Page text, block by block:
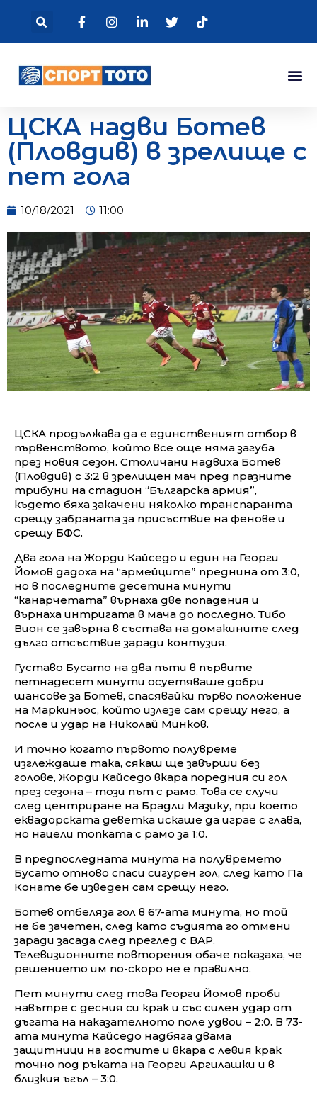
ЦСКА надви Ботев
(Пловдив) в зрелище с
пет гола
10/18/2021 11:00
ЦСКА продължава да е единственият отбор в
първенството, който все още няма загуба
през новия сезон. Столичани надвиха Ботев
(Пловдив) с 3:2 в зрелищен мач пред празните
трибуни на стадион “Българска армия”,
където бяха закачени няколко транспаранта
срещу забраната за присъствие на фенове и
срещу БФС.
Два гола на Жорди Кайседо и един на Георги
Йомов дадоха на “армейците” преднина от 3:0,
но в последните десетина минути
“канарчетата” върнаха две попадения и
върнаха интригата в мача до последно. Тибо
Вион се завърна в състава на домакините след
дълго отсъствие заради контузия.
Густаво Бусато на два пъти в първите
петнадесет минути осуетяваше добри
шансове за Ботев, спасявайки първо положение
на Маркиньос, който излезе сам срещу него, а
после и удар на Николай Минков.
И точно когато първото полувреме
изглеждаше така, сякаш ще завърши без
голове, Жорди Кайседо вкара поредния си гол
през сезона – този път с рамо. Това се случи
след центриране на Брадли Мазику, при което
еквадорската деветка искаше да играе с глава,
но нацели топката с рамо за 1:0.
В предпоследната минута на полувремето
Бусато отново спаси сигурен гол, след като Па
Конате бе изведен сам срещу него.
Ботев отбеляза гол в 67-ата минута, но той
не бе зачетен, след като съдията го отмени
заради засада след преглед с ВАР.
Телевизионните повторения обаче показаха, че
решението им по-скоро не е правилно.
Пет минути след това Георги Йомов проби
навътре с десния си крак и със силен удар от
дъгата на наказателното поле удвои – 2:0. В 73-
ата минута Кайседо надбяга двама
защитници на гостите и вкара с левия крак
точно под ръката на Георги Аргилашки и в
близкия ъгъл – 3:0.